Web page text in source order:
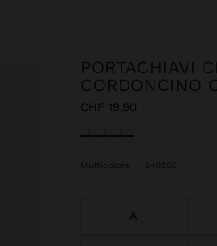
PORTACHIAVI
CORDONCINO
CHF 19,90
Selezionato
Multicolore 248200
A